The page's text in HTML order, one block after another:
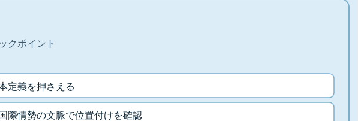
クポイント
定義を押さえる
際情勢の文脈で位置付けを確認